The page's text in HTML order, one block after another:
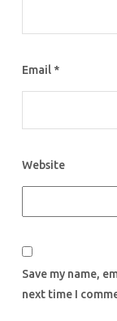
Email *
Website
Save my name,
next time I